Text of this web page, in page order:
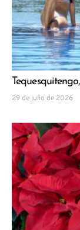
29 de julio de 2026